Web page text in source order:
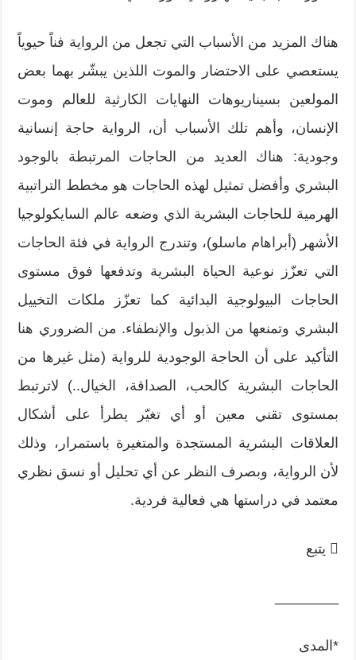
هناك المزيد من الأسباب التي تجعل من الرواية فناً حيوياً
يستعصي على الاحتضار والموت اللذين يبشّر بهما بعض
المولعين بسيناريوهات النهايات الكارثية للعالم وموت
الإنسان، وأهم تلك الأسباب أن، الرواية حاجة إنسانية
وجودية: هناك العديد من الحاجات المرتبطة بالوجود
البشري وأفضل تمثيل لهذه الحاجات هو مخطط التراتبية
الهرمية للحاجات البشرية الذي وضعه عالم السايكولوجيا
الأشهر (أبراهام ماسلو)، وتندرج الرواية في فئة الحاجات
التي تعزّز نوعية الحياة البشرية وتدفعها فوق مستوى
الحاجات البيولوجية البدائية كما تعزّز ملكات التخييل
البشري وتمنعها من الذبول والإنطفاء. من الضروري هنا
التأكيد على أن الحاجة الوجودية للرواية (مثل غيرها من
الحاجات البشرية كالحب، الصداقة، الخيال..) لاترتبط
بمستوى تقني معين أو أي تغيّر يطرأ على أشكال
العلاقات البشرية المستجدة والمتغيرة باستمرار، وذلك
لأن الرواية، وبصرف النظر عن أي تحليل أو نسق نظري
معتمد في دراستها هي فعالية فردية.
 يتبع
*المدى